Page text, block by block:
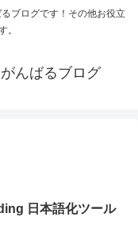
ブログです！その他お役立
。
んばるブログ
日本語化ツール